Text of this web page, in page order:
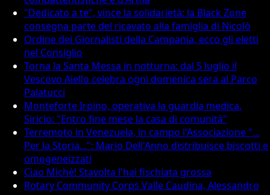
"Dedicato a te", vince la solidarietà: la Black Zone
consegna parte del ricavato alla famiglia di Nicolò
Ordine dei Giornalisti della Campania, ecco gli eletti
nel Consiglio
Torna la Santa Messa in notturna: dal 5 luglio il
Vescovo Aiello celebra ogni domenica sera al Parco
Palatucci
Monteforte Irpino, operativa la guardia medica.
Siricio: "Entro fine mese la casa di comunità"
Terremoto in Venezuela, in campo l'Associazione "...
Per la Storia...": Mario Dell'Anno distribuisce biscotti e
omogeneizzati
Ciao Michè! Stavolta l'hai fischiata grossa
Rotary Community Corps Valle Caudina, Alessandro